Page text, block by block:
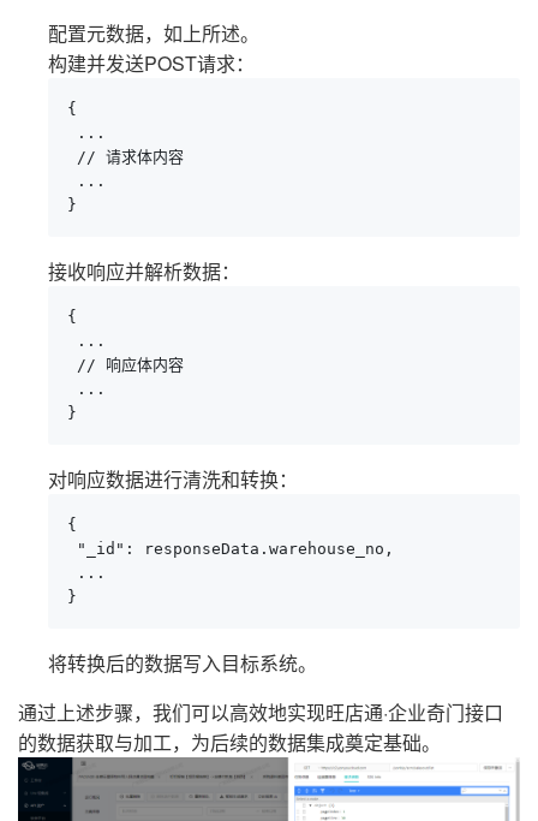
配置元数据，如上所述。
构建并发送POST请求：
{
...
// 请求体内容
...
}
接收响应并解析数据：
{
...
// 响应体内容
...
}
对响应数据进行清洗和转换：
{
"_id": responseData.warehouse_no,
...
}
将转换后的数据写入目标系统。
通过上述步骤，我们可以高效地实现旺店通·企业奇门接口
的数据获取与加工，为后续的数据集成奠定基础。